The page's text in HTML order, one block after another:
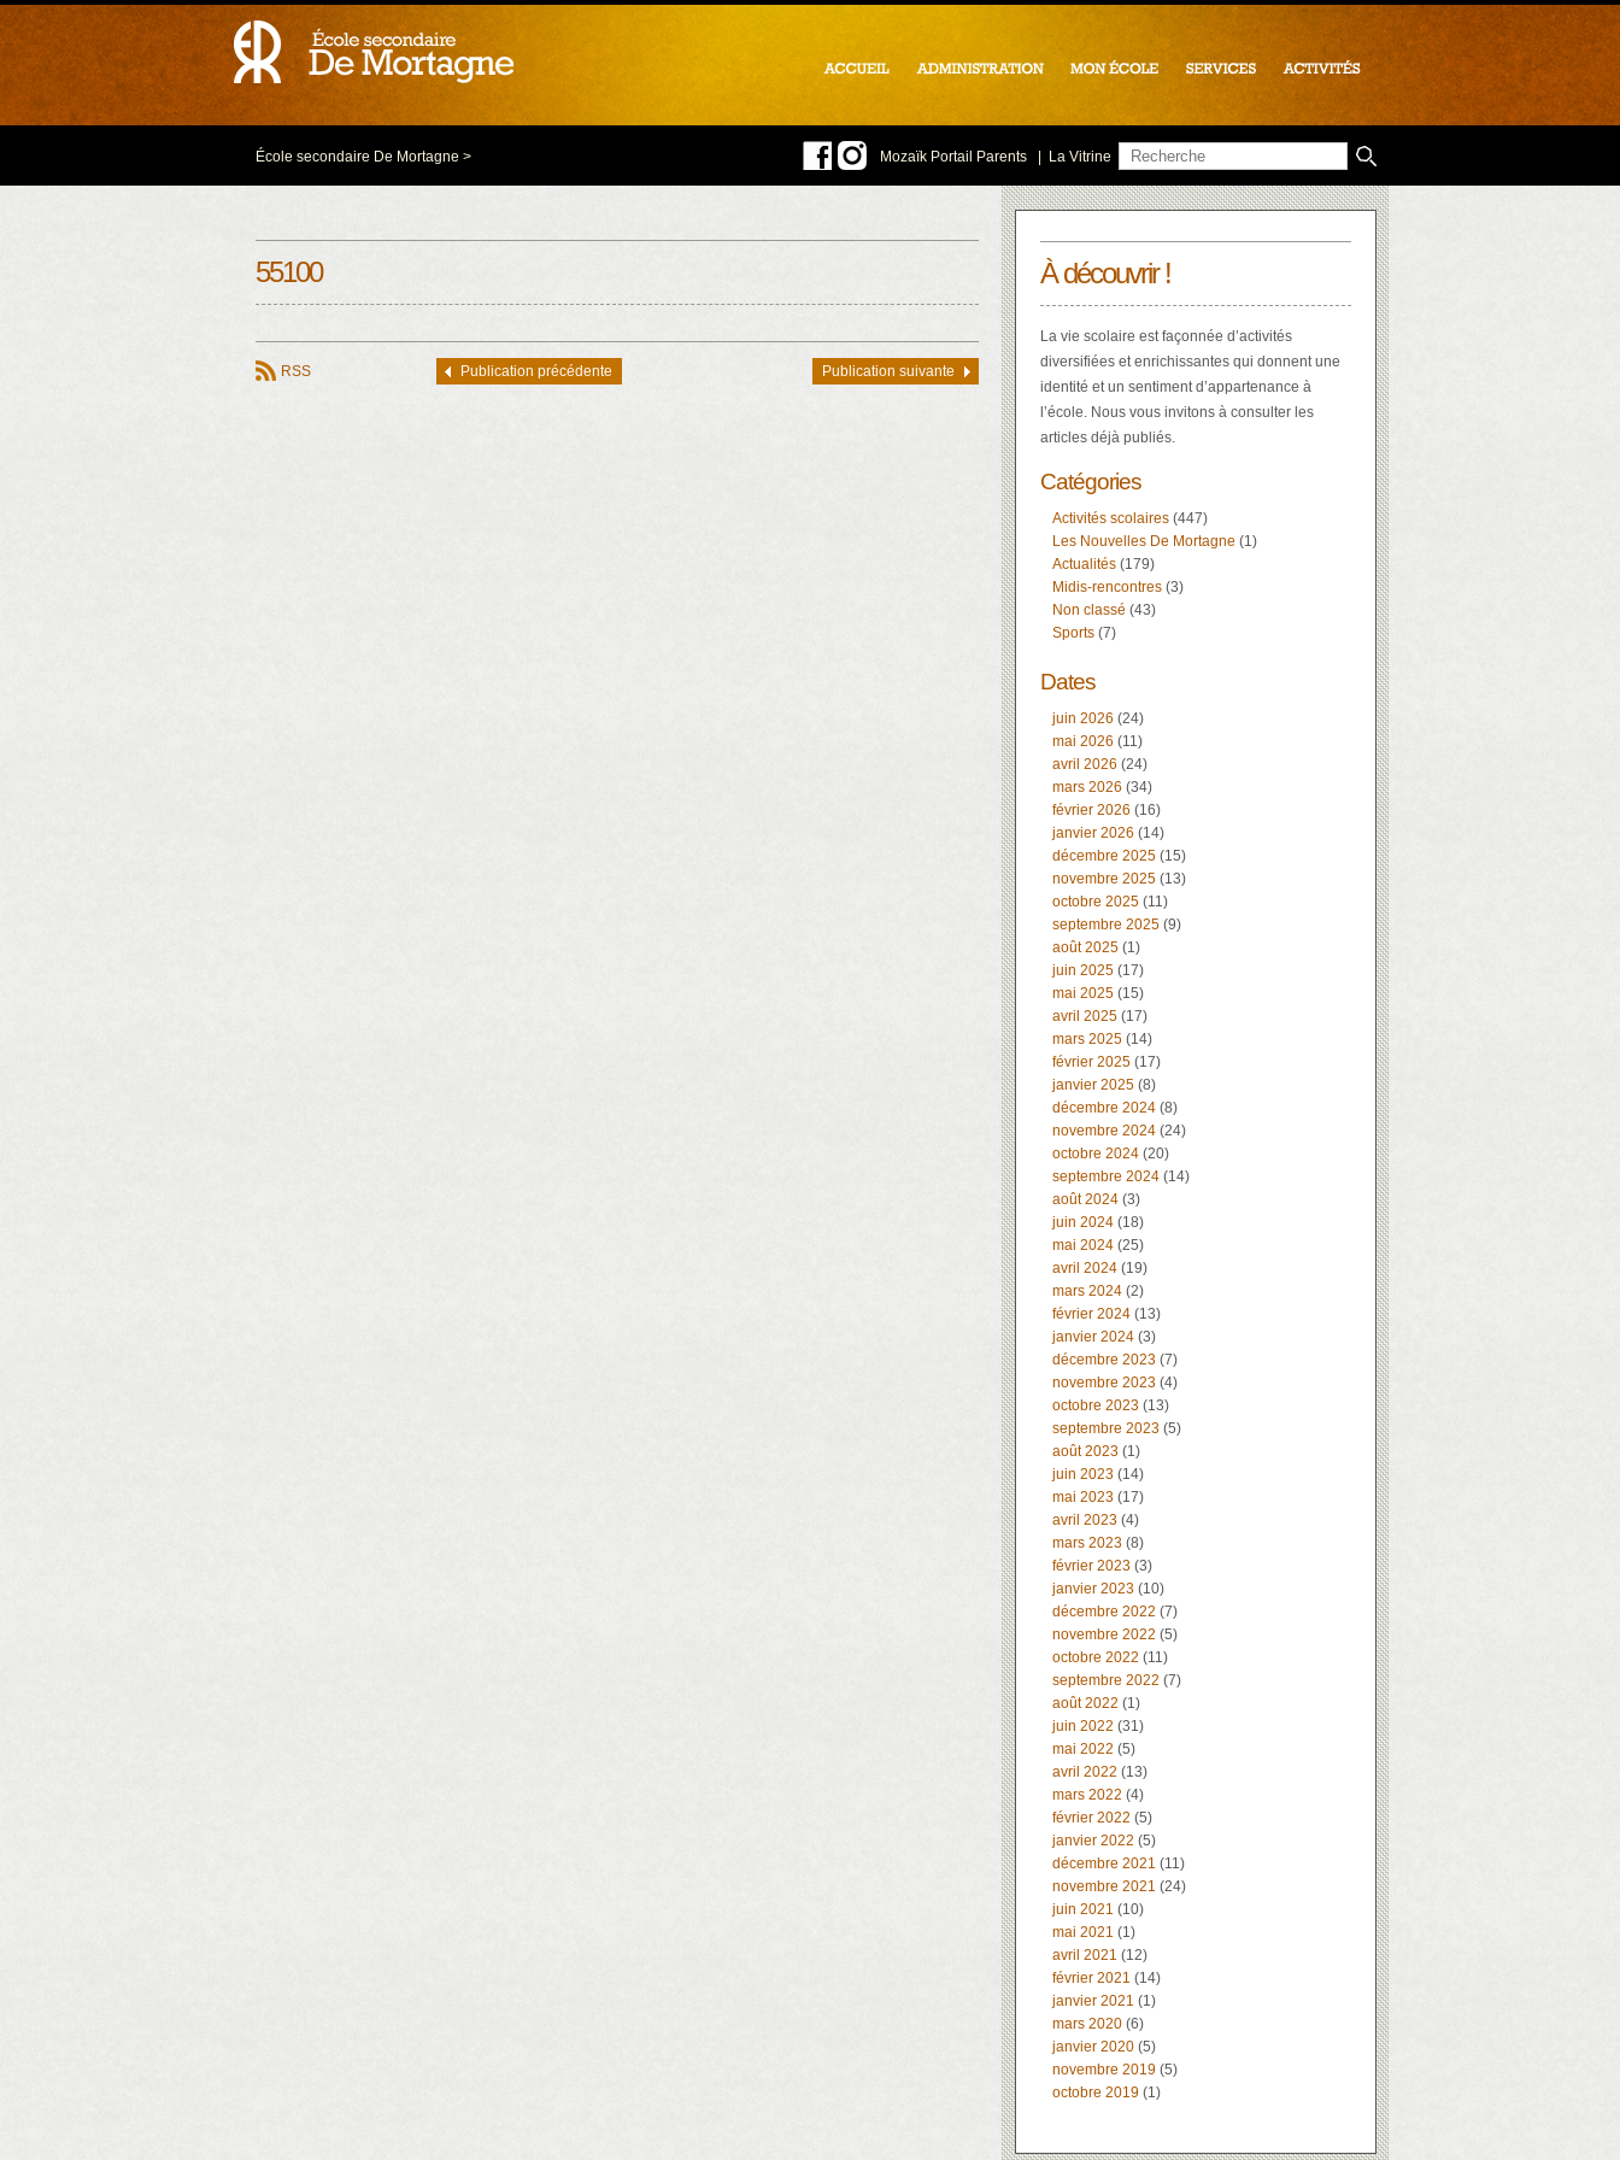
École secondaire De Mortagne > Mozaïk Portail Parents La Vitrine
55100
RSS Publication précédente Publication suivante
À découvrir !
La vie scolaire est façonnée d’activités
diversifiées et enrichissantes qui donnent une
identité et un sentiment d’appartenance à
l’école. Nous vous invitons à consulter les
articles déjà publiés.
Catégories
Activités scolaires (447)
Les Nouvelles De Mortagne (1)
Actualités (179)
Midis-rencontres (3)
Non classé (43)
Sports (7)
Dates
juin 2026 (24)
mai 2026 (11)
avril 2026 (24)
mars 2026 (34)
février 2026 (16)
janvier 2026 (14)
décembre 2025 (15)
novembre 2025 (13)
octobre 2025 (11)
septembre 2025 (9)
août 2025 (1)
juin 2025 (17)
mai 2025 (15)
avril 2025 (17)
mars 2025 (14)
février 2025 (17)
janvier 2025 (8)
décembre 2024 (8)
novembre 2024 (24)
octobre 2024 (20)
septembre 2024 (14)
août 2024 (3)
juin 2024 (18)
mai 2024 (25)
avril 2024 (19)
mars 2024 (2)
février 2024 (13)
janvier 2024 (3)
décembre 2023 (7)
novembre 2023 (4)
octobre 2023 (13)
septembre 2023 (5)
août 2023 (1)
juin 2023 (14)
mai 2023 (17)
avril 2023 (4)
mars 2023 (8)
février 2023 (3)
janvier 2023 (10)
décembre 2022 (7)
novembre 2022 (5)
octobre 2022 (11)
septembre 2022 (7)
août 2022 (1)
juin 2022 (31)
mai 2022 (5)
avril 2022 (13)
mars 2022 (4)
février 2022 (5)
janvier 2022 (5)
décembre 2021 (11)
novembre 2021 (24)
juin 2021 (10)
mai 2021 (1)
avril 2021 (12)
février 2021 (14)
janvier 2021 (1)
mars 2020 (6)
janvier 2020 (5)
novembre 2019 (5)
octobre 2019 (1)